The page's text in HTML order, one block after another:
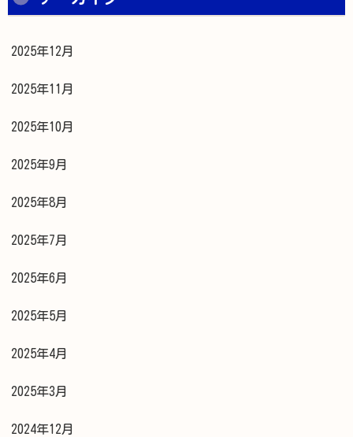
2025年12月
2025年11月
2025年10月
2025年9月
2025年8月
2025年7月
2025年6月
2025年5月
2025年4月
2025年3月
2024年12月